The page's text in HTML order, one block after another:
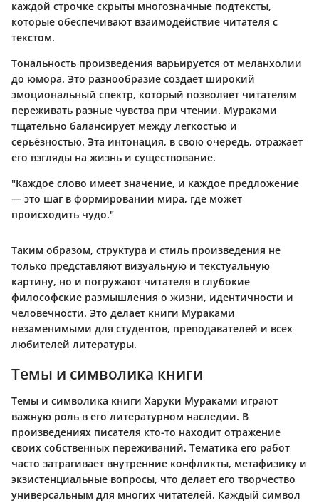
каждой строчке скрыты многозначные подтексты,
которые обеспечивают взаимодействие читателя с
текстом.
Тональность произведения варьируется от меланхолии
до юмора. Это разнообразие создает широкий
эмоциональный спектр, который позволяет читателям
переживать разные чувства при чтении. Мураками
тщательно балансирует между легкостью и
серьёзностью. Эта интонация, в свою очередь, отражает
его взгляды на жизнь и существование.
"Каждое слово имеет значение, и каждое предложение
— это шаг в формировании мира, где может
происходить чудо."
Таким образом, структура и стиль произведения не
только представляют визуальную и текстуальную
картину, но и погружают читателя в глубокие
философские размышления о жизни, идентичности и
человечности. Это делает книги Мураками
незаменимыми для студентов, преподавателей и всех
любителей литературы.
Темы и символика книги
Темы и символика книги Харуки Мураками играют
важную роль в его литературном наследии. В
произведениях писателя кто-то находит отражение
своих собственных переживаний. Тематика его работ
часто затрагивает внутренние конфликты, метафизику и
экзистенциальные вопросы, что делает его творчество
универсальным для многих читателей. Каждый символ